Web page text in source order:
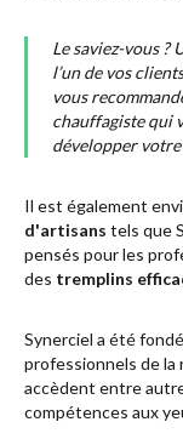
Le saviez-vous ?
l’un de vos
vous
chauffagiste qui
développer
Il est également
d'artisans tels que
pensés pour les
des tremplins
Synerciel a été
professionnels de
accèdent entre
compétences aux